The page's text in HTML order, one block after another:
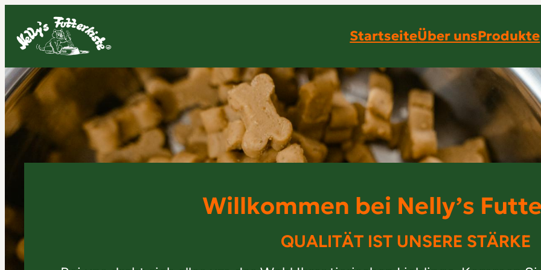
StartseiteÜber unsProdukte
Willkommen bei Nelly’s
QUALITÄT IST UNSERE STÄRKE